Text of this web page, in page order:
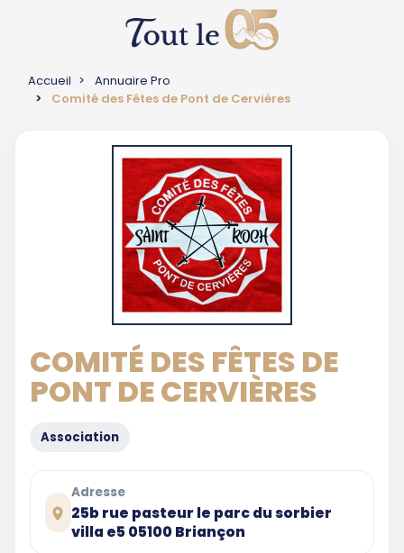
Accueil
Annuaire Pro
Comité des Fêtes de Pont de Cervières
COMITÉ DES FÊTES DE
PONT DE CERVIÈRES
Association
Adresse
25b rue pasteur le parc du sorbier
villa e5 05100 Briançon